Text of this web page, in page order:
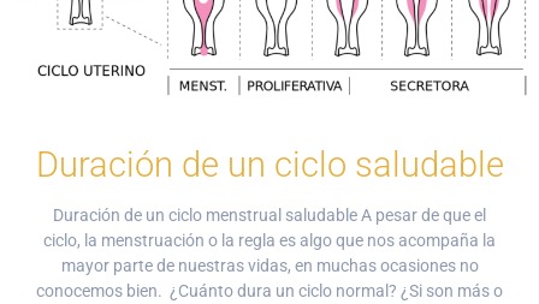
Duración de un ciclo saludable
Duración de un ciclo menstrual saludable A pesar de que el
ciclo, la menstruación o la regla es algo que nos acompaña la
mayor parte de nuestras vidas, en muchas ocasiones no
conocemos bien. ¿Cuánto dura un ciclo normal? ¿Si son más o